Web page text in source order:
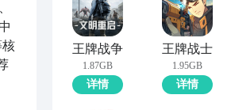
核
王牌战争
1.87GB
详情
王牌战士
1.95GB
详情